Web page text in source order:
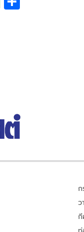
ม-ปริญญากรณ์ ขันสวะ , จิ
มี่-สิทธิโชค เผือกพูลผล ,
ส์-ศุภมงคล วงศ์วิสุทธิ์ ,
ว
กี